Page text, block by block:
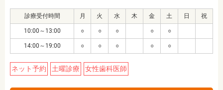
診療受付時間 月 火 水 木 金 土 日 祝
10:00～13:00 ○ ○ ○ ○ ○
14:00～19:00 ○ ○ ○ ○ ○
ネット予約 土曜診療 女性歯科医師